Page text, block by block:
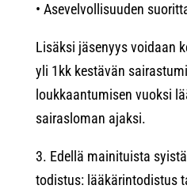
• Asevelvollisuuden
Lisäksi jäsenyys voidaan
yli 1kk kestävän
loukkaantumisen vuoksi
sairasloman ajaksi.
3. Edellä mainituista
todistus: lääkärintodistus